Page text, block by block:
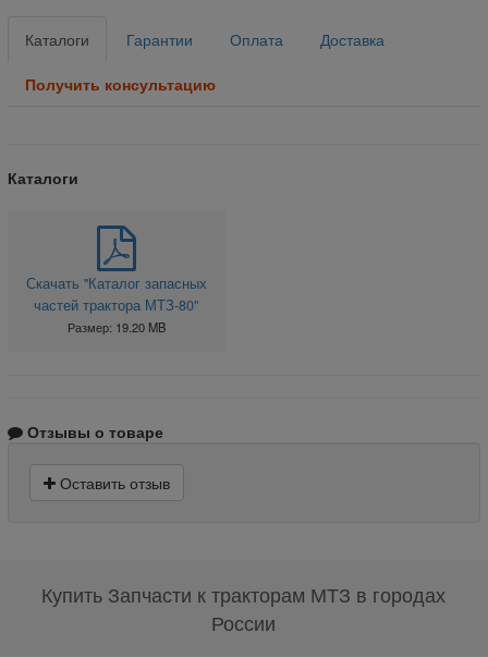
Каталоги Гарантии Оплата Доставка
Получить консультацию
Каталоги
Скачать "Каталог запасных
частей трактора МТЗ-80"
Размер: 19.20 MB
Отзывы о товаре
Оставить отзыв
Купить Запчасти к тракторам МТЗ в городах
России